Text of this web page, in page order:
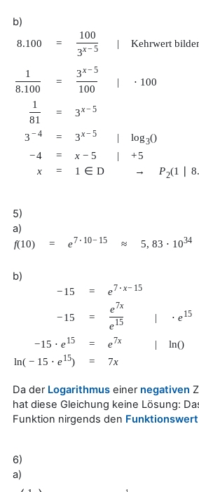
b)
8.100 =
100
3x−5
| Kehrwert
1
8.100
=
3x−5
100
| ⋅ 100
1
81
= 3x−5
3 −4 = 3x−5 | log3()
−4 = x − 5 | +5
x
= 1 ∈ D → P2(1
5)
a)
f(10) = e7 ⋅ 10− 15 ≈ 5, 83 ⋅ 1034
b)
−15 = e7 ⋅ x− 15
−15 =
e7x
e15
| ⋅ e15
−15 ⋅ e15 = e7x | ln()
ln( − 15 ⋅ e15) = 7x
Da der Logarithmus einer negativen
hat diese Gleichung keine Lösung:
Funktion nirgends den Funktionswert
6)
a)